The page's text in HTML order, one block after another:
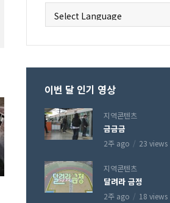
이번 달 인기 영상
지역콘텐츠
금금금
2주 ago 23 views
지역콘텐츠
달려라 금정
2주 ago 18 views